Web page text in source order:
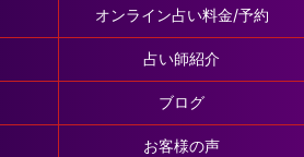
オンライン占い料金/予約
占い師紹介
ブログ
お客様の声